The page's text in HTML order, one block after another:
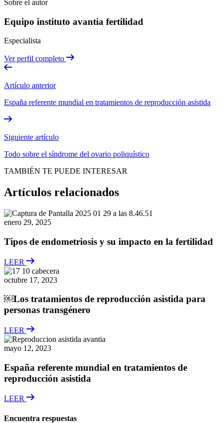
Sobre el autor
Equipo instituto avantia fertilidad
Especialista
Ver perfil completo
Artículo anterior
España referente mundial en tratamientos de reproducción asistida
Siguiente artículo
Todo sobre el síndrome del ovario poliquístico
TAMBIÉN TE PUEDE INTERESAR
Artículos relacionados
enero 29, 2025
Tipos de endometriosis y su impacto en la fertilidad
LEER
octubre 17, 2023
￼Los tratamientos de reproducción asistida para
personas transgénero
LEER
mayo 12, 2023
España referente mundial en tratamientos de
reproducción asistida
LEER
Encuentra respuestas